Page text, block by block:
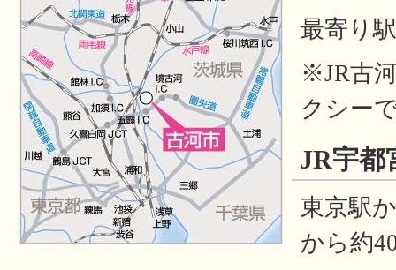
最寄り
※JR古
クシー
JR宇都
東京駅
から約